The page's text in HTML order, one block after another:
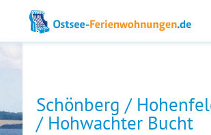
Schönberg /
/ Hohwachter Bucht